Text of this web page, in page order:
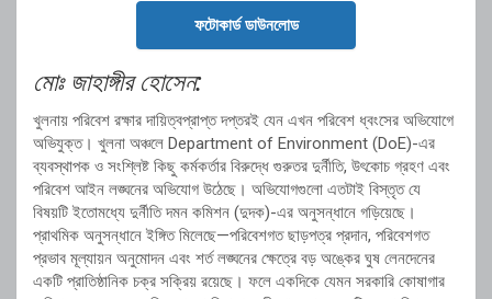
ফটোকার্ড ডাউনলোড
মোঃ জাহাঙ্গীর হোসেন:
খুলনায় পরিবেশ রক্ষার দায়িত্বপ্রাপ্ত দপ্তরই যেন এখন পরিবেশ ধ্বংসের অভিযোগে
অভিযুক্ত। খুলনা অঞ্চলে Department of Environment (DoE)-এর
ব্যবস্থাপক ও সংশ্লিষ্ট কিছু কর্মকর্তার বিরুদ্ধে গুরুতর দুর্নীতি, উৎকোচ গ্রহণ এবং
পরিবেশ আইন লঙ্ঘনের অভিযোগ উঠেছে। অভিযোগগুলো এতটাই বিস্তৃত যে
বিষয়টি ইতোমধ্যে দুর্নীতি দমন কমিশন (দুদক)-এর অনুসন্ধানে গড়িয়েছে।
প্রাথমিক অনুসন্ধানে ইঙ্গিত মিলেছে—পরিবেশগত ছাড়পত্র প্রদান, পরিবেশগত
প্রভাব মূল্যায়ন অনুমোদন এবং শর্ত লঙ্ঘনের ক্ষেত্রে বড় অঙ্কের ঘুষ লেনদেনের
একটি প্রাতিষ্ঠানিক চক্র সক্রিয় রয়েছে। ফলে একদিকে যেমন সরকারি কোষাগার